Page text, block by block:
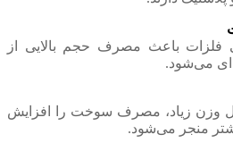
فلزات باعث مصرف حجم بالایی از
می‌شود.
وزن زیاد، مصرف سوخت را افزایش
منجر می‌شود.